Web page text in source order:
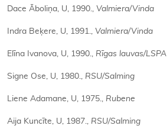
Dace Āboliņa, U, 1990., Valmiera/Vinda
Indra Beķere, U, 1991., Valmiera/Vinda
Elīna Ivanova, U, 1990., Rīgas lauvas/LSPA
Signe Ose, U, 1980., RSU/Salming
Liene Adamane, U, 1975., Rubene
Aija Kuncīte, U, 1987., RSU/Salming